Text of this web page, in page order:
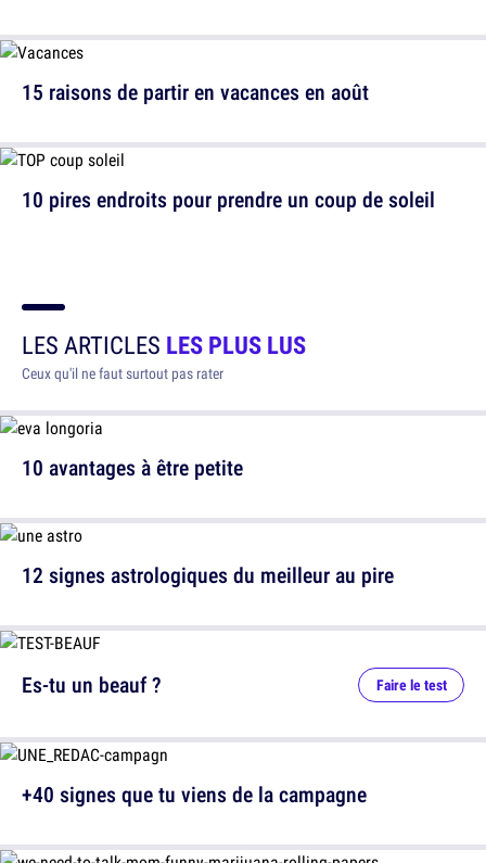
15 raisons de partir en vacances en août
10 pires endroits pour prendre un coup de soleil
LES ARTICLES LES PLUS LUS
Ceux qu'il ne faut surtout pas rater
10 avantages à être petite
12 signes astrologiques du meilleur au pire
Es-tu un beauf ? Faire le test
+40 signes que tu viens de la campagne